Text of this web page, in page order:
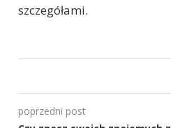
szczegółami.
poprzedni post